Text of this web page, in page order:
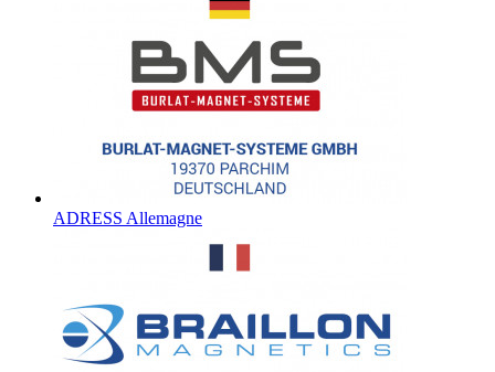
ADRESS Allemagne